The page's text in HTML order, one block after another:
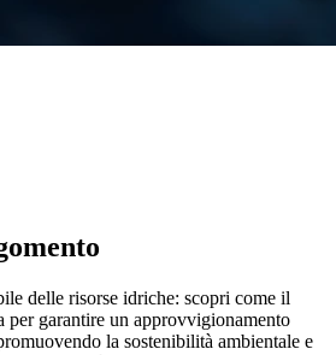
delle risorse idriche: scopri come il
per garantire un approvvigionamento
la sostenibilità ambientale e